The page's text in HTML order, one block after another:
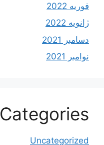
فوریه 2022
ژانویه 2022
دسامبر 2021
نوامبر 2021
Categories
Uncategorized